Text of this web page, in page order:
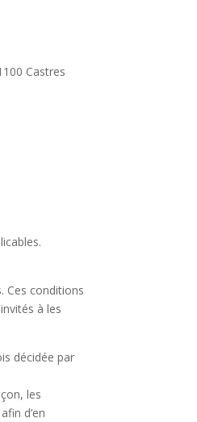
Castres
Ces conditions
à les
décidée par
les
d’en